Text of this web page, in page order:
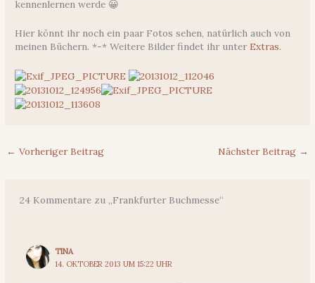
kennenlernen werde 😀
Hier könnt ihr noch ein paar Fotos sehen, natürlich auch von
meinen Büchern. *-* Weitere Bilder findet ihr unter Extras.
← Vorheriger Beitrag Nächster Beitrag →
24 Kommentare zu „Frankfurter Buchmesse“
TINA
14. OKTOBER 2013 UM 15:22 UHR